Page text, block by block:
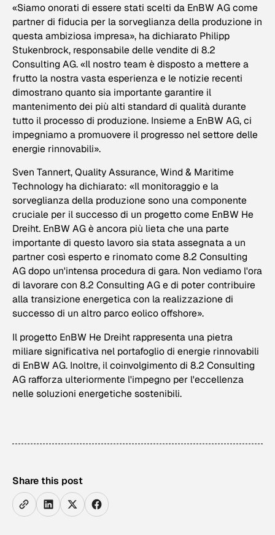
«Siamo onorati di essere stati scelti da EnBW AG come
partner di fiducia per la sorveglianza della produzione in
questa ambiziosa impresa», ha dichiarato Philipp
Stukenbrock, responsabile delle vendite di 8.2
Consulting AG. «Il nostro team è disposto a mettere a
frutto la nostra vasta esperienza e le notizie recenti
dimostrano quanto sia importante garantire il
mantenimento dei più alti standard di qualità durante
tutto il processo di produzione. Insieme a EnBW AG, ci
impegniamo a promuovere il progresso nel settore delle
energie rinnovabili».
Sven Tannert, Quality Assurance, Wind & Maritime
Technology ha dichiarato: «Il monitoraggio e la
sorveglianza della produzione sono una componente
cruciale per il successo di un progetto come EnBW He
Dreiht. EnBW AG è ancora più lieta che una parte
importante di questo lavoro sia stata assegnata a un
partner così esperto e rinomato come 8.2 Consulting
AG dopo un'intensa procedura di gara. Non vediamo l'ora
di lavorare con 8.2 Consulting AG e di poter contribuire
alla transizione energetica con la realizzazione di
successo di un altro parco eolico offshore».
Il progetto EnBW He Dreiht rappresenta una pietra
miliare significativa nel portafoglio di energie rinnovabili
di EnBW AG. Inoltre, il coinvolgimento di 8.2 Consulting
AG rafforza ulteriormente l'impegno per l'eccellenza
nelle soluzioni energetiche sostenibili.
Share this post